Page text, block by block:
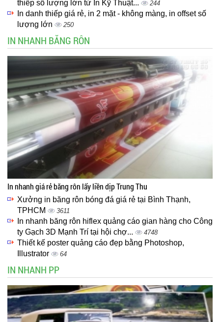
thiếp số lượng lớn từ In Kỹ Thuật... 244
In danh thiếp giá rẻ, in 2 mặt - không màng, in offset số
lượng lớn
250
IN NHANH BĂNG RÔN
In nhanh giá rẻ băng rôn lấy liền dịp Trung Thu
Xưởng in băng rôn bóng đá giá rẻ tại Bình Thạnh,
TPHCM
3611
In nhanh băng rôn hiflex quảng cáo gian hàng cho Công
ty Gạch 3D Mạnh Trí tại hội chợ...
4748
Thiết kế poster quảng cáo đẹp bằng Photoshop,
Illustrator
64
IN NHANH PP